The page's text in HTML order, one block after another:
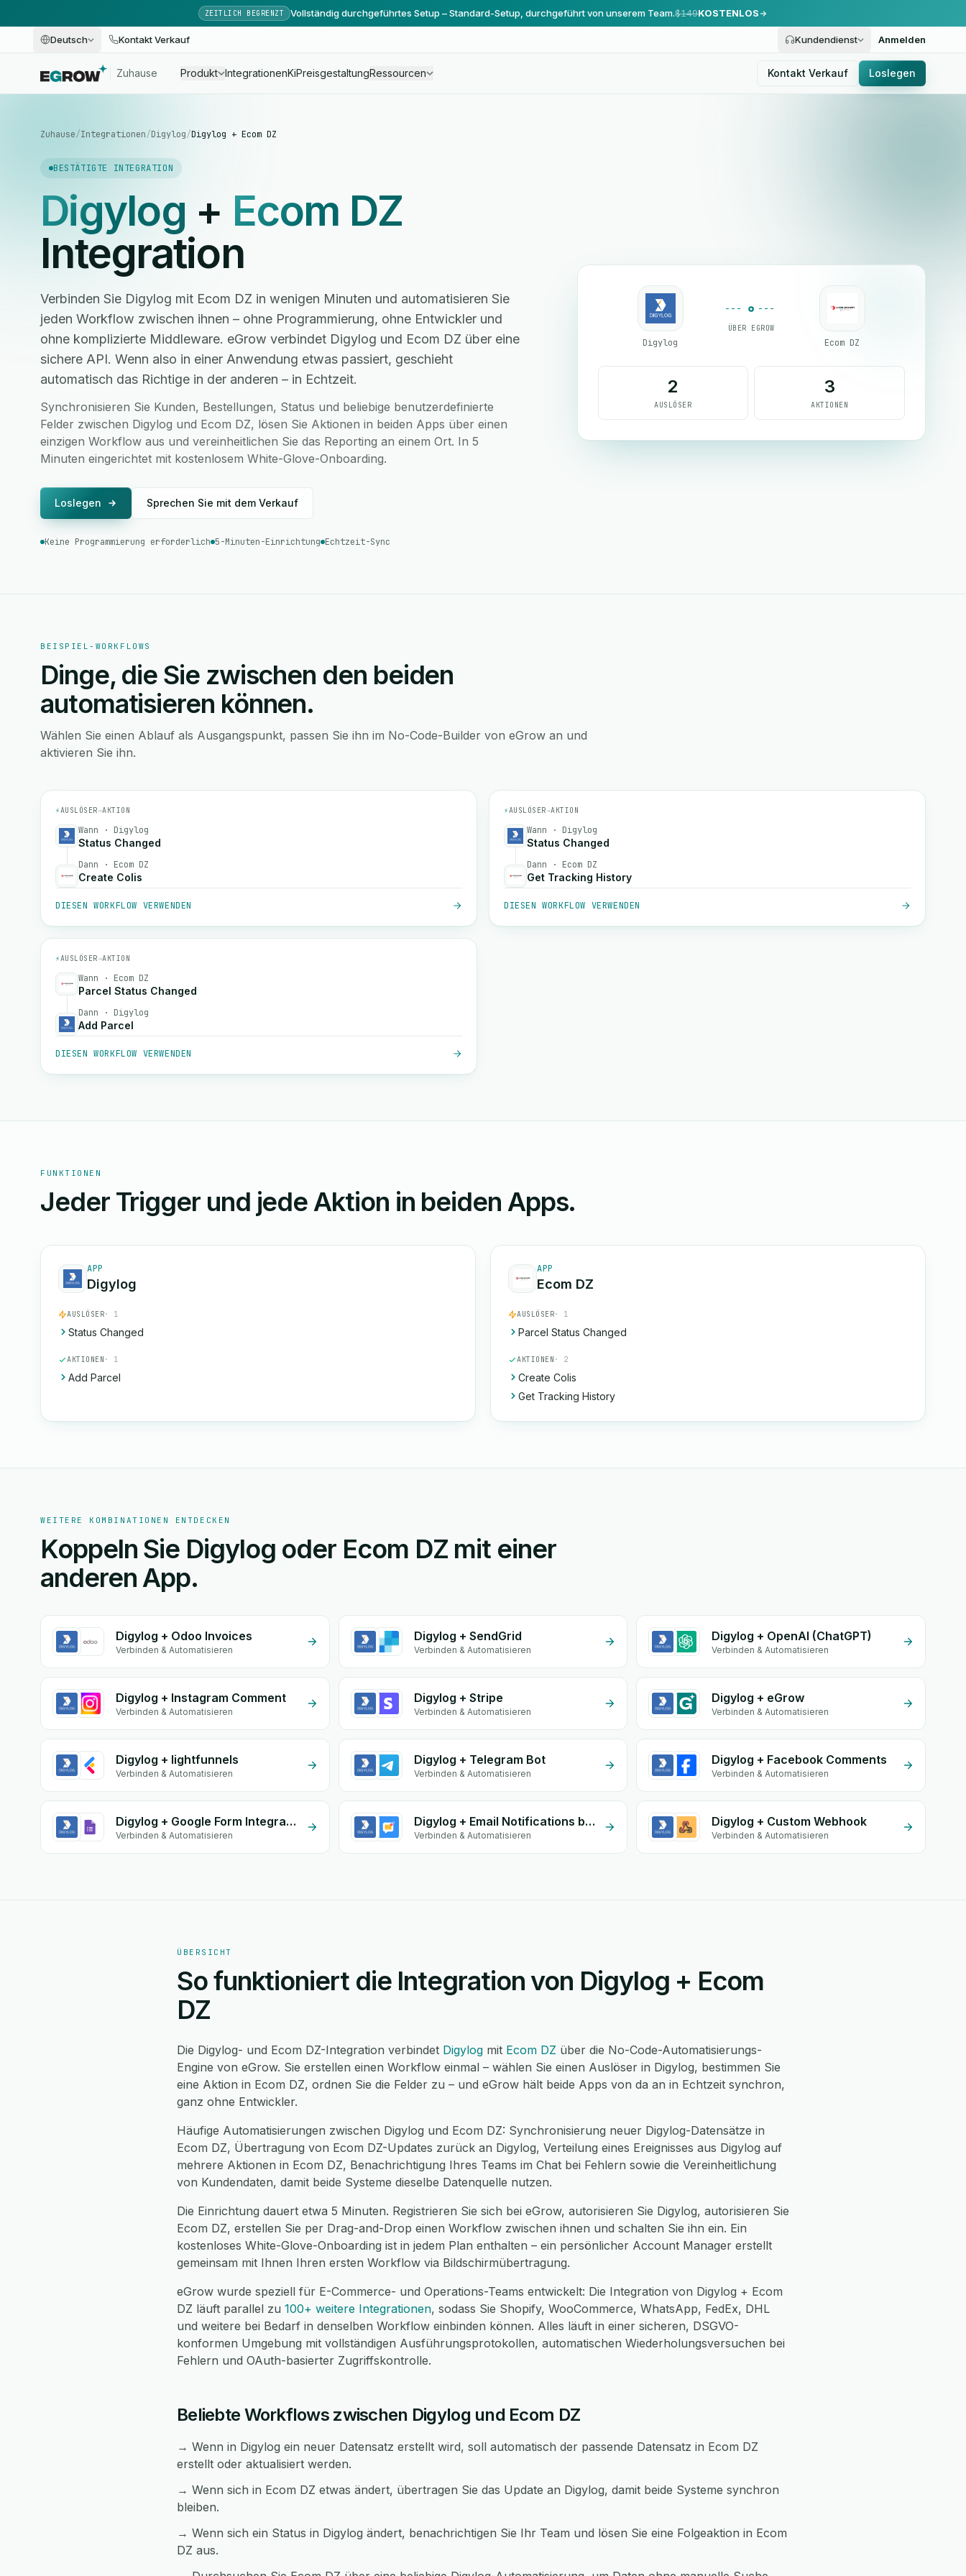
ZEITLICH BEGRENZT Vollständig durchgeführtes Setup – Standard-Setup, durchgeführt von unserem Team.$149KOSTENLOS
Deutsch Kontakt Verkauf Kundendienst Anmelden
Zuhause Produkt IntegrationenKiPreisgestaltungRessourcen Kontakt Verkauf Loslegen
Zuhause/Integrationen/Digylog/Digylog + Ecom DZ
BESTÄTIGTE INTEGRATION
Digylog + Ecom DZ
Integration
Verbinden Sie Digylog mit Ecom DZ in wenigen Minuten und automatisieren Sie
jeden Workflow zwischen ihnen – ohne Programmierung, ohne Entwickler und
ohne komplizierte Middleware. eGrow verbindet Digylog und Ecom DZ über eine
sichere API. Wenn also in einer Anwendung etwas passiert, geschieht
automatisch das Richtige in der anderen – in Echtzeit.
Synchronisieren Sie Kunden, Bestellungen, Status und beliebige benutzerdefinierte
Felder zwischen Digylog und Ecom DZ, lösen Sie Aktionen in beiden Apps über einen
einzigen Workflow aus und vereinheitlichen Sie das Reporting an einem Ort. In 5
Minuten eingerichtet mit kostenlosem White-Glove-Onboarding.
Loslegen Sprechen Sie mit dem Verkauf
Keine Programmierung erforderlich 5-Minuten-Einrichtung Echtzeit-Sync
Digylog
ÜBER EGROW
Ecom DZ
2
AUSLÖSER
3
AKTIONEN
BEISPIEL-WORKFLOWS
Dinge, die Sie zwischen den beiden
automatisieren können.
Wählen Sie einen Ablauf als Ausgangspunkt, passen Sie ihn im No-Code-Builder von eGrow an und
aktivieren Sie ihn.
⚡AUSLÖSER→AKTION
Wann · Digylog
Status Changed
Dann · Ecom DZ
Create Colis
DIESEN WORKFLOW VERWENDEN
⚡AUSLÖSER→AKTION
Wann · Digylog
Status Changed
Dann · Ecom DZ
Get Tracking History
DIESEN WORKFLOW VERWENDEN
⚡AUSLÖSER→AKTION
Wann · Ecom DZ
Parcel Status Changed
Dann · Digylog
Add Parcel
DIESEN WORKFLOW VERWENDEN
FUNKTIONEN
Jeder Trigger und jede Aktion in beiden Apps.
APP
Digylog
AUSLÖSER· 1
Status Changed
AKTIONEN · 1
Add Parcel
APP
Ecom DZ
AUSLÖSER· 1
Parcel Status Changed
AKTIONEN · 2
Create Colis
Get Tracking History
WEITERE KOMBINATIONEN ENTDECKEN
Koppeln Sie Digylog oder Ecom DZ mit einer
anderen App.
Digylog + Odoo Invoices
Verbinden & Automatisieren
Digylog + SendGrid
Verbinden & Automatisieren
Digylog + OpenAI (ChatGPT)
Verbinden & Automatisieren
Digylog + Instagram Comment
Verbinden & Automatisieren
Digylog + Stripe
Verbinden & Automatisieren
Digylog + eGrow
Verbinden & Automatisieren
Digylog + lightfunnels
Verbinden & Automatisieren
Digylog + Telegram Bot
Verbinden & Automatisieren
Digylog + Facebook Comments
Verbinden & Automatisieren
Digylog + Google Form Integration
Verbinden & Automatisieren
Digylog + Email Notifications by eGrow
Verbinden & Automatisieren
Digylog + Custom Webhook
Verbinden & Automatisieren
ÜBERSICHT
So funktioniert die Integration von Digylog + Ecom
DZ
Die Digylog- und Ecom DZ-Integration verbindet Digylog mit Ecom DZ über die No-Code-Automatisierungs-
Engine von eGrow. Sie erstellen einen Workflow einmal – wählen Sie einen Auslöser in Digylog, bestimmen Sie
eine Aktion in Ecom DZ, ordnen Sie die Felder zu – und eGrow hält beide Apps von da an in Echtzeit synchron,
ganz ohne Entwickler.
Häufige Automatisierungen zwischen Digylog und Ecom DZ: Synchronisierung neuer Digylog-Datensätze in
Ecom DZ, Übertragung von Ecom DZ-Updates zurück an Digylog, Verteilung eines Ereignisses aus Digylog auf
mehrere Aktionen in Ecom DZ, Benachrichtigung Ihres Teams im Chat bei Fehlern sowie die Vereinheitlichung
von Kundendaten, damit beide Systeme dieselbe Datenquelle nutzen.
Die Einrichtung dauert etwa 5 Minuten. Registrieren Sie sich bei eGrow, autorisieren Sie Digylog, autorisieren Sie
Ecom DZ, erstellen Sie per Drag-and-Drop einen Workflow zwischen ihnen und schalten Sie ihn ein. Ein
kostenloses White-Glove-Onboarding ist in jedem Plan enthalten – ein persönlicher Account Manager erstellt
gemeinsam mit Ihnen Ihren ersten Workflow via Bildschirmübertragung.
eGrow wurde speziell für E-Commerce- und Operations-Teams entwickelt: Die Integration von Digylog + Ecom
DZ läuft parallel zu 100+ weitere Integrationen, sodass Sie Shopify, WooCommerce, WhatsApp, FedEx, DHL
und weitere bei Bedarf in denselben Workflow einbinden können. Alles läuft in einer sicheren, DSGVO-
konformen Umgebung mit vollständigen Ausführungsprotokollen, automatischen Wiederholungsversuchen bei
Fehlern und OAuth-basierter Zugriffskontrolle.
Beliebte Workflows zwischen Digylog und Ecom DZ
→ Wenn in Digylog ein neuer Datensatz erstellt wird, soll automatisch der passende Datensatz in Ecom DZ
erstellt oder aktualisiert werden.
→ Wenn sich in Ecom DZ etwas ändert, übertragen Sie das Update an Digylog, damit beide Systeme synchron
bleiben.
→ Wenn sich ein Status in Digylog ändert, benachrichtigen Sie Ihr Team und lösen Sie eine Folgeaktion in Ecom
DZ aus.